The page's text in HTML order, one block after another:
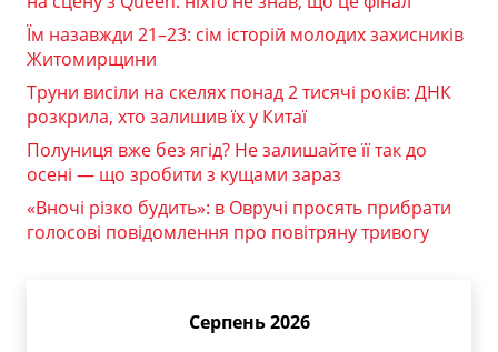
Їм назавжди 21–23: сім історій молодих захисників
Житомирщини
Труни висіли на скелях понад 2 тисячі років: ДНК
розкрила, хто залишив їх у Китаї
Полуниця вже без ягід? Не залишайте її так до
осені — що зробити з кущами зараз
«Вночі різко будить»: в Овручі просять прибрати
голосові повідомлення про повітряну тривогу
Серпень 2026